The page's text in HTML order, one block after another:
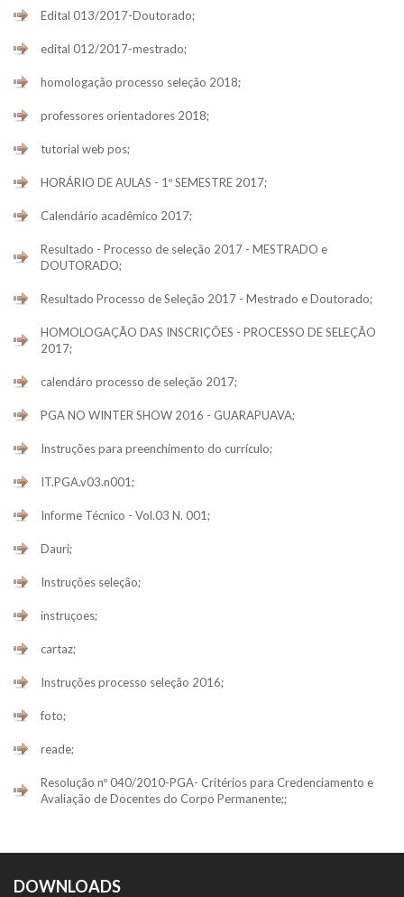
Edital 013/2017-Doutorado;
edital 012/2017-mestrado;
homologação processo seleção 2018;
professores orientadores 2018;
tutorial web pos;
HORÁRIO DE AULAS - 1º SEMESTRE 2017;
Calendário acadêmico 2017;
Resultado - Processo de seleção 2017 - MESTRADO e
DOUTORADO;
Resultado Processo de Seleção 2017 - Mestrado e Doutorado;
HOMOLOGAÇÃO DAS INSCRIÇÕES - PROCESSO DE SELEÇÃO
2017;
calendáro processo de seleção 2017;
PGA NO WINTER SHOW 2016 - GUARAPUAVA;
Instruções para preenchimento do currículo;
IT.PGA.v03.n001;
Informe Técnico - Vol.03 N. 001;
Dauri;
Instruções seleção;
instruçoes;
cartaz;
Instruções processo seleção 2016;
foto;
reade;
Resolução nº 040/2010-PGA- Critérios para Credenciamento e
Avaliação de Docentes do Corpo Permanente;;
DOWNLOADS